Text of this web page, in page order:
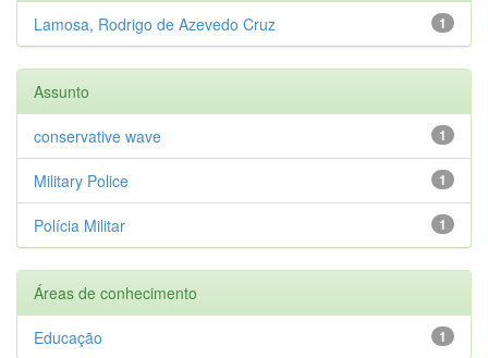
1
Lamosa, Rodrigo de Azevedo Cruz
Assunto
1
conservative wave
1
Military Police
1
Polícia Militar
Áreas de conhecimento
1
Educação